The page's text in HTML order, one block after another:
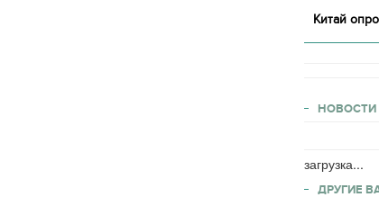
Китай
НОВОСТИ
загрузка...
ДРУГИЕ